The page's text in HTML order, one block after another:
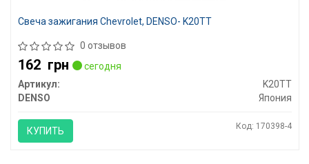
Свеча зажигания Chevrolet, DENSO- K20TT
0 отзывов
162 грн
сегодня
Артикул:
K20TT
DENSO
Япония
КУПИТЬ Код: 170398-4